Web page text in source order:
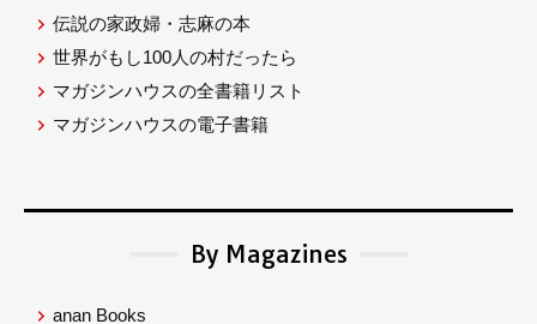
伝説の家政婦・志麻の本
世界がもし100人の村だったら
マガジンハウスの全書籍リスト
マガジンハウスの電子書籍
By Magazines
anan Books